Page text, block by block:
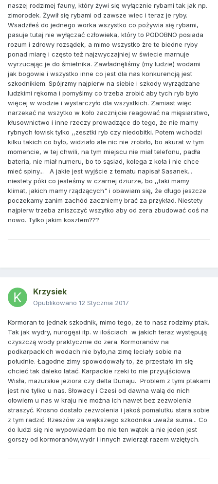
naszej rodzimej fauny, który żywi się wyłącznie rybami tak jak np.
zimorodek. Żywił się rybami od zawsze wiec i teraz je ryby.
Wsadziłeś do jednego worka wszystko co pożywia się rybami,
pasuje tutaj nie wyłączać człowieka, który to PODOBNO posiada
rozum i zdrowy rozsądek, a mimo wszystko żre te biedne ryby
ponad miarę i często też najzwyczajniej w świecie marnuje
wyrzucając je do śmietnika. Zawładnęliśmy (my ludzie) wodami
jak bogowie i wszystko inne co jest dla nas konkurencją jest
szkodnikiem. Spójrzmy najpierw na siebie i szkody wyrządzane
ludzkimi rękoma i pomyślmy co trzeba zrobić aby tych ryb było
więcej w wodzie i wystarczyło dla wszystkich. Zamiast więc
narzekać na wszytko w koło zacznijcie reagować na mięsiarstwo,
kłusownictwo i inne rzeczy prowadzące do tego, że nie mamy
rybnych łowisk tylko ,,zesztki ryb czy niedobitki. Potem wchodzi
kilku takich co było, widziało ale nic nie zrobiło, bo akurat w tym
momencie, w tej chwili, na tym miejscu nie miał telefonu, padła
bateria, nie miał numeru, bo to sąsiad, kolega z koła i nie chce
mieć spiny... A jakie jest wyjście z tematu napisał Sasanek...
niestety póki co jesteśmy w czarnej dziurze, bo ,,taki mamy
klimat, jakich mamy rządzących" i obawiam się, że długo jeszcze
poczekamy zanim zachód zaczniemy brać za przykład. Niestety
najpierw trzeba zniszczyć wszytko aby od zera zbudować coś na
nowo. Tylko jakim kosztem???
Krzysiek
Opublikowano 12 Stycznia 2017
Kormoran to jednak szkodnik, mimo tego, że to nasz rodzimy ptak.
Tak jak wydry, nurogęsi itp. w ilościach w jakich teraz występują
czyszczą wody praktycznie do zera. Kormoranów na
podkarpackich wodach nie było,na zimę leciały sobie na
południe. Łagodne zimy spowodowały to, że przestało im się
chcieć tak daleko latać. Karpackie rzeki to nie przyujściowa
Wisła, mazurskie jeziora czy delta Dunaju. Problem z tymi ptakami
jest nie tylko u nas. Słowacy i Czesi od dawna walą do nich
ołowiem u nas w kraju nie można ich nawet bez zezwolenia
straszyć. Krosno dostało zezwolenia i jakoś pomalutku stara sobie
z tym radzić. Rzeszów za większego szkodnika uważa suma... Co
do ludzi się nie wypowiadam bo nie ten wątek a nie jeden jest
gorszy od kormoranów,wydr i innych zwierząt razem wziętych.